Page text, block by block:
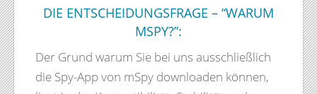
DIE ENTSCHEIDUNGSFRAGE – “WARUM
MSPY?”:
Der Grund warum Sie bei uns ausschließlich
die Spy-App von mSpy downloaden können,